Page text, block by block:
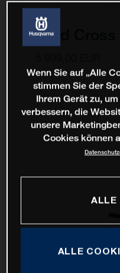
Hard Cross
Wenn Sie auf „Alle
stimmen Sie der
Ihrem Gerät zu,
verbessern, die
unsere
Cookies können
ALLE
ALLE